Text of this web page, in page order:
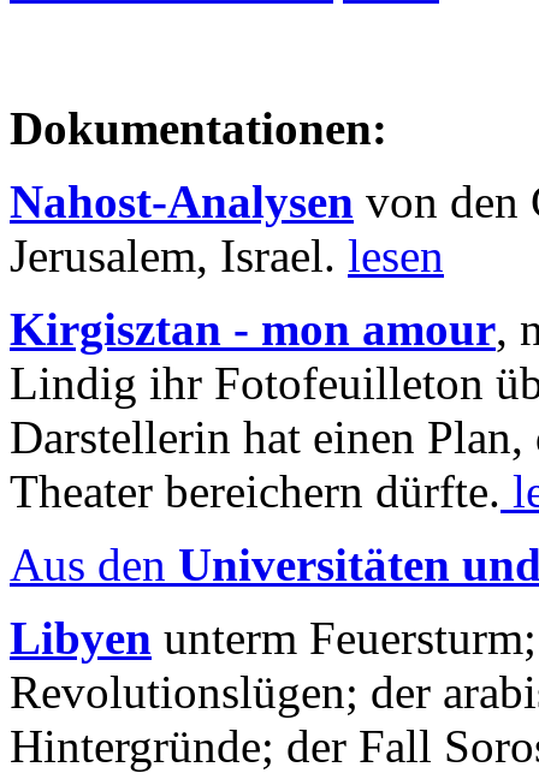
Dokumentationen:
Nahost-Analysen von den
Jerusalem, Israel. lesen
Kirgisztan - mon amour,
Lindig ihr Fotofeuilleton
Darstellerin hat einen Plan,
Theater bereichern dürfte.
Aus den Universitäten
Libyen unterm
Revolutionslügen; der
Hintergründe; der Fall